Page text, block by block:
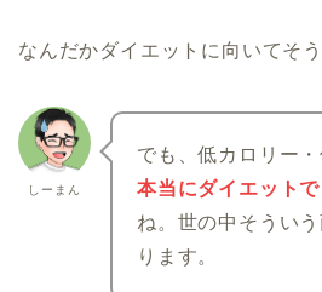
なんだかダイエットに向いてそ
しーまん
でも、低カロリー
本当にダイエット
ね。世の中そうい
ります。